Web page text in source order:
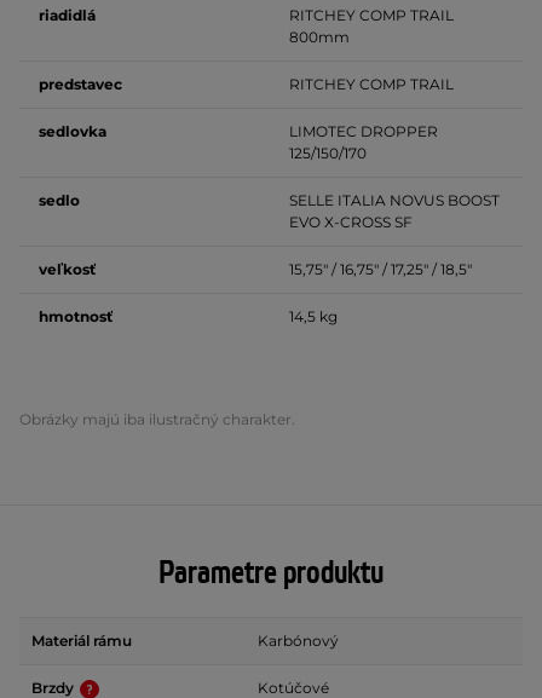
riadidlá
RITCHEY COMP TRAIL
800mm
predstavec RITCHEY COMP TRAIL
sedlovka
LIMOTEC DROPPER
125/150/170
sedlo
SELLE ITALIA NOVUS BOOST
EVO X-CROSS SF
veľkosť 15,75" / 16,75" / 17,25" / 18,5"
hmotnosť 14,5 kg
Obrázky majú iba ilustračný charakter.
Parametre produktu
Materiál rámu Karbónový
Brzdy Kotúčové